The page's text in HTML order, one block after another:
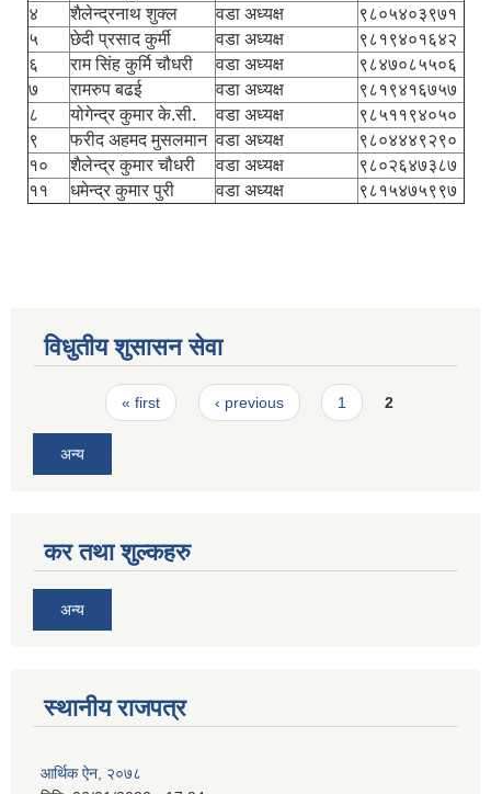
४
शैलेन्द्रनाथ शुक्ल वडा अध्यक्ष
९८०५४०३९७१
५
छेदी प्रसाद कुर्मी वडा अध्यक्ष
९८१९४०१६४२
६
राम सिंह कुर्मि चौधरी वडा अध्यक्ष
९८४७०८५५०६
७
रामरुप बढई वडा अध्यक्ष
९८१९४१६७५७
८
योगेन्द्र कुमार के.सी. वडा अध्यक्ष
९८५११९४०५०
९
फरीद अहमद मुसलमान वडा अध्यक्ष
९८०४४४९२९०
१०
शैलेन्द्र कुमार चौधरी वडा अध्यक्ष
९८०२६४७३८७
११
धमेन्द्र कुमार पुरी वडा अध्यक्ष ९८१५४७५९९७
विधुतीय शुसासन सेवा
Pages« first ‹ previous 1 2
अन्य
कर तथा शुल्कहरु
अन्य
स्थानीय राजपत्र
आर्थिक ऐन, २०७८